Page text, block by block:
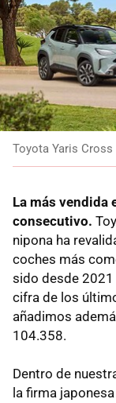
Toyota Yaris Cross
La más vendida
consecutivo.
nipona ha
coches más
sido desde
cifra de los
añadimos
104.358.
Dentro de
la firma japonesa